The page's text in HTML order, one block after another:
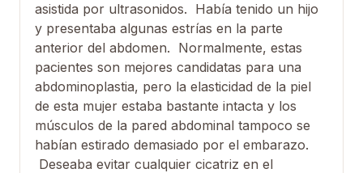
asistida por ultrasonidos. Había tenido un hijo
y presentaba algunas estrías en la parte
anterior del abdomen. Normalmente, estas
pacientes son mejores candidatas para una
abdominoplastia, pero la elasticidad de la piel
de esta mujer estaba bastante intacta y los
músculos de la pared abdominal tampoco se
habían estirado demasiado por el embarazo.
Deseaba evitar cualquier cicatriz en el